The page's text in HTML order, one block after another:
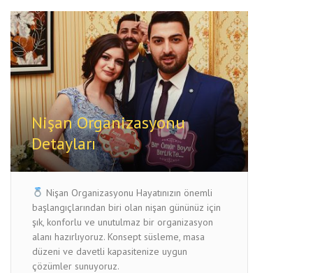
Nişan Organizasyonu
Detayları
Nişan Organizasyonu Hayatınızın önemli
başlangıçlarından biri olan nişan gününüz için
şık, konforlu ve unutulmaz bir organizasyon
alanı hazırlıyoruz. Konsept süsleme, masa
düzeni ve davetli kapasitenize uygun
çözümler sunuyoruz.